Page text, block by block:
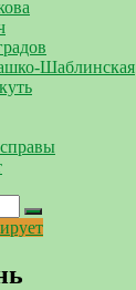
Шаблинская